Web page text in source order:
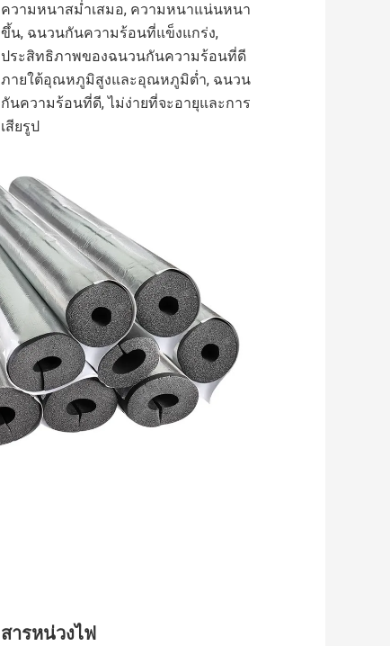
ความหนาสม่ำเสมอ, ความหนาแน่นหนา
ขึ้น, ฉนวนกันความร้อนที่แข็งแกร่ง,
ประสิทธิภาพของฉนวนกันความร้อนที่ดี
ภายใต้อุณหภูมิสูงและอุณหภูมิต่ำ, ฉนวน
กันความร้อนที่ดี, ไม่ง่ายที่จะอายุและการ
เสียรูป
สารหน่วงไฟ